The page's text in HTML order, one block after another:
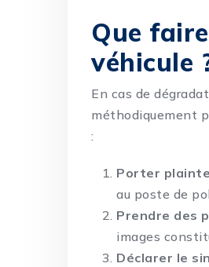
Que
véhicule
En cas de
méthodiquement
:
Porter plainte
au poste de
Prendre des
images
Déclarer le